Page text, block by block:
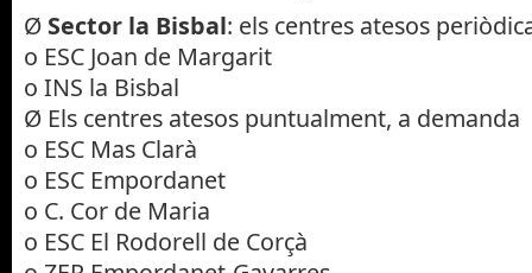
Ø Sector la Bisbal: els centres atesos
o ESC Joan de Margarit
o INS la Bisbal
Ø Els centres atesos puntualment, a demanda
o ESC Mas Clarà
o ESC Empordanet
o C. Cor de Maria
o ESC El Rodorell de Corçà